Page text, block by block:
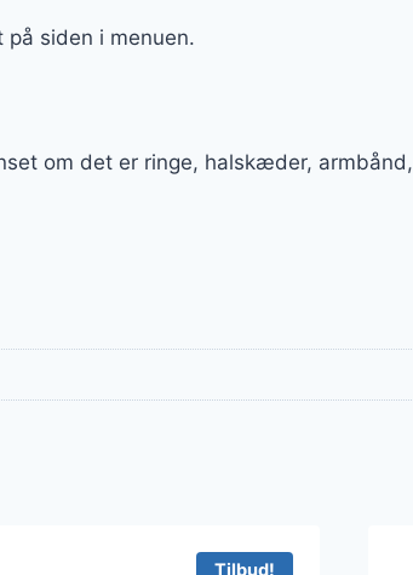
på siden i menuen.
om det er ringe, halskæder, armbånd,
Tilbud!